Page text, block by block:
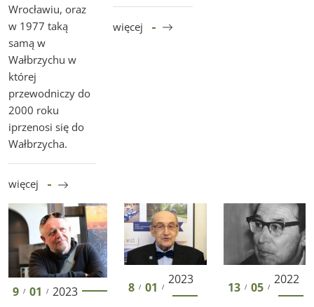
Wrocławiu, oraz
w 1977 taką
samą w
Wałbrzychu w
której
przewodniczy do
2000 roku
iprzenosi się do
Wałbrzycha.
więcej
więcej
Marek Śliwiński
9 / 01 / 2023
Mirosław Zbigniew Wojalski
8 / 01 /
2023
Tadeusz
13 / 05 /
2022